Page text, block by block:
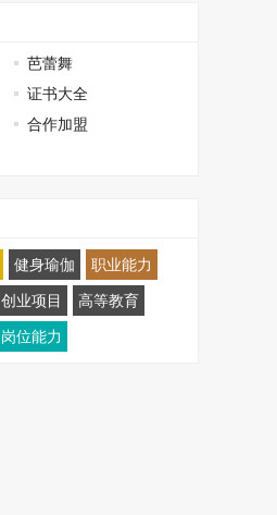
芭蕾舞
证书大全
合作加盟
健身瑜伽 职业能力
创业项目 高等教育
岗位能力